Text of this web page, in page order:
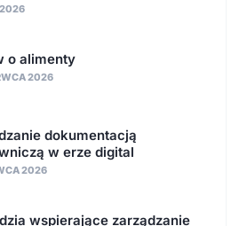
o alimenty
2026
dokumentacją
w erze digital
2026
wspierające zarządzanie